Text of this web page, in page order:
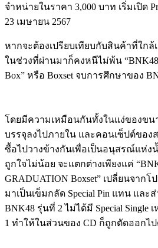
จำหน่ายในราคา 3,000 บาท เริ่มเปิด
23 เมษายน 2567
หากจะต้องเปรียบเทียบกับสินค้าที่ใกล้
ในช่วงที่ผ่านมาก็คงหนีไม่พ้น “BNK48
Box” หรือ Boxset จบการศึกษาของ
โดยมีความเหมือนกันทั้งในแง่ของขน
บรรจุลงไปภายใน และคอนเซ็ปต์ของ
ซื้อไปวางข้างกันเพื่อเป็นอนุสรณ์แห่ง
ถูกใจไม่น้อย จะแตกต่างเพียงแค่
GRADUATION Boxset” เปลี่ยนจากโ
มาเป็นเข็มกลัด Special Pin แทน แล
BNK48 รุ่นที่ 2 ไม่ได้มี Special Single
1 ทำให้ในส่วนของ CD ก็ถูกตัดออกไ